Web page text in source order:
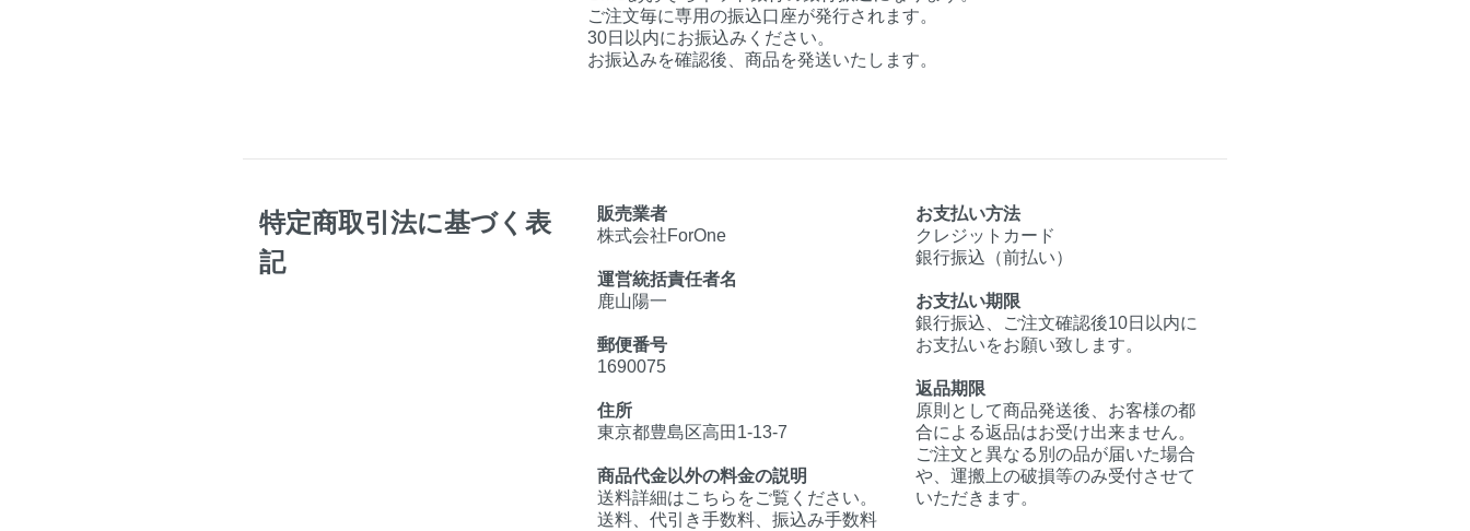
ご注文毎に専用の振込口座が発行されます。
30日以内にお振込みください。
お振込みを確認後、商品を発送いたします。
特定商取引法に基づく表
記
販売業者
株式会社ForOne
運営統括責任者名
鹿山陽一
郵便番号
1690075
住所
東京都豊島区高田1-13-7
商品代金以外の料金の説明
送料詳細はこちらをご覧ください。
送料、代引き手数料、振込み手数料
お支払い方法
クレジットカード
銀行振込（前払い）
お支払い期限
銀行振込、ご注文確認後10日以内に
お支払いをお願い致します。
返品期限
原則として商品発送後、お客様の都
合による返品はお受け出来ません。
ご注文と異なる別の品が届いた場合
や、運搬上の破損等のみ受付させて
いただきます。